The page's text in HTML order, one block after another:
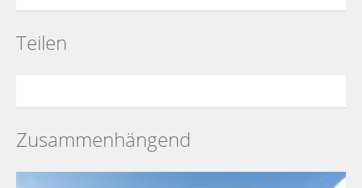
Teilen
Zusammenhängend